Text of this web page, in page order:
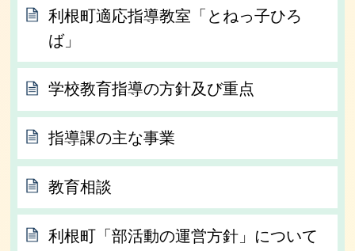
利根町適応指導教室「とねっ子ひろ
ば」
学校教育指導の方針及び重点
指導課の主な事業
教育相談
利根町「部活動の運営方針」について